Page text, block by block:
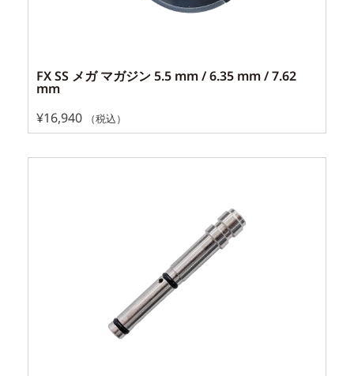
FX SS メガ マガジン 5.5 mm / 6.35 mm / 7.62
mm
¥16,940 （税込）